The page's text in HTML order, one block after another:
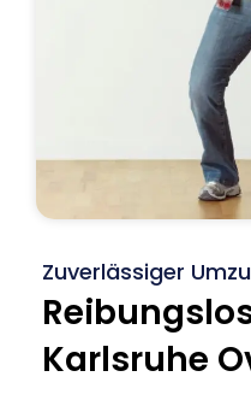
Zuverlässiger
Karlsruhe